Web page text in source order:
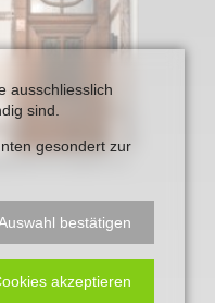
Kirchplatz 6 2
ausschliesslich
sind.
gesondert zur
bestätigen
akzeptieren